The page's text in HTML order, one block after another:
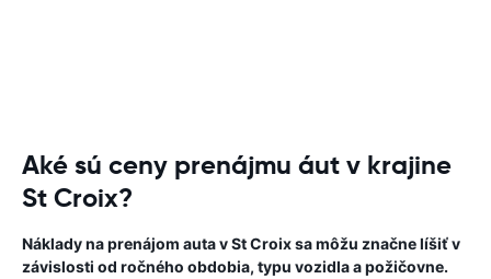
Aké sú ceny prenájmu áut v krajine
St Croix?
Náklady na prenájom auta v St Croix sa môžu značne líšiť v
závislosti od ročného obdobia, typu vozidla a požičovne.